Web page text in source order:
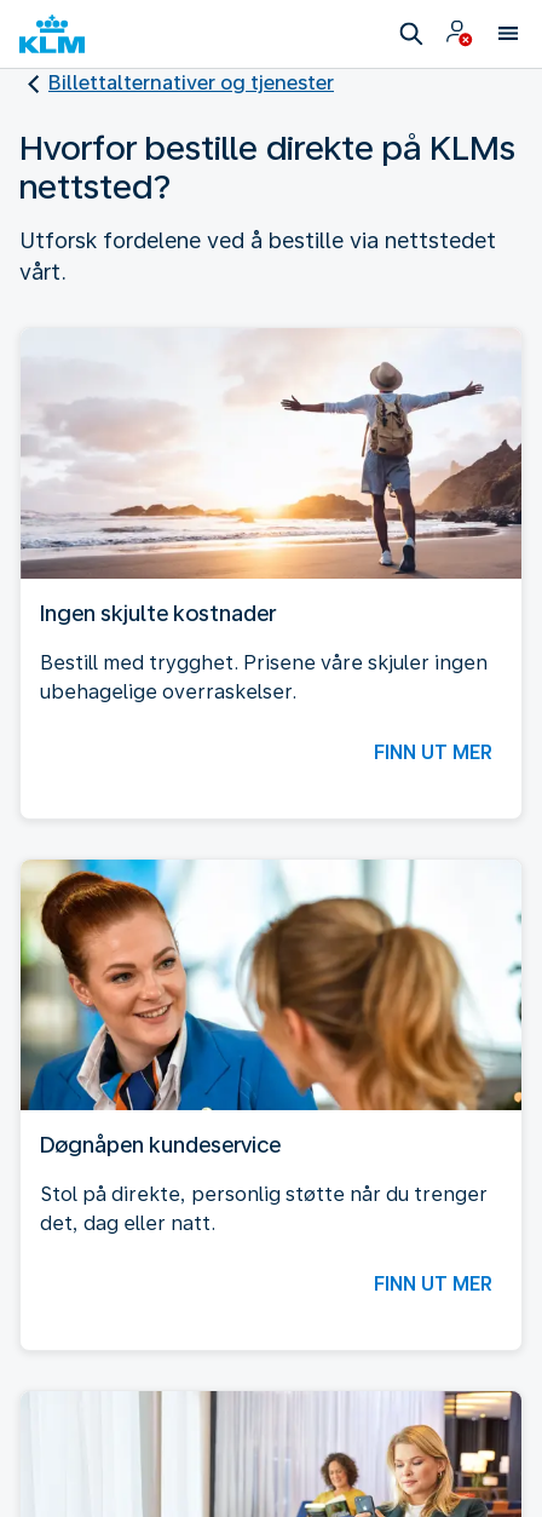
Billettalternativer og tjenester
Hvorfor bestille direkte på KLMs
nettsted?
Utforsk fordelene ved å bestille via nettstedet
vårt.
Ingen skjulte kostnader
Bestill med trygghet. Prisene våre skjuler ingen
ubehagelige overraskelser.
FINN UT MER
Døgnåpen kundeservice
Stol på direkte, personlig støtte når du trenger
det, dag eller natt.
FINN UT MER